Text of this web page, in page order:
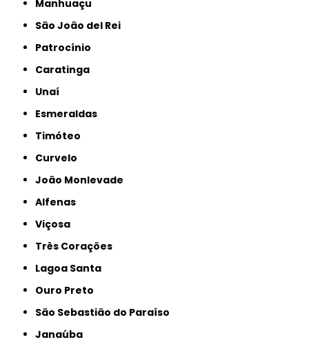
Manhuaçu
São João del Rei
Patrocínio
Caratinga
Unaí
Esmeraldas
Timóteo
Curvelo
João Monlevade
Alfenas
Viçosa
Três Corações
Lagoa Santa
Ouro Preto
São Sebastião do Paraíso
Janaúba